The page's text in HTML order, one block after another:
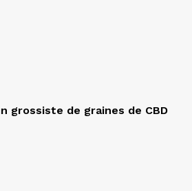
grossiste de graines de CBD